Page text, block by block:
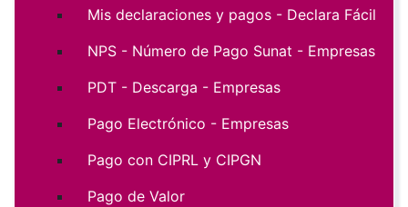
Mis declaraciones y pagos - Declara Fácil
NPS - Número de Pago Sunat - Empresas
PDT - Descarga - Empresas
Pago Electrónico - Empresas
Pago con CIPRL y CIPGN
Pago de Valor